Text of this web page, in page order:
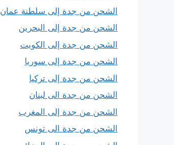
الشحن من جدة إلى سلطنة عمان
الشحن من جدة إلى البحرين
الشحن من جدة إلى الكويت
الشحن من جدة إلى سوريا
الشحن من جدة إلى تركيا
الشحن من جدة الى لبنان
الشحن من جدة إلى المغرب
الشحن من جدة الى تونس